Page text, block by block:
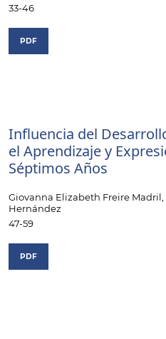
33-46
PDF
Influencia del
el Aprendizaje y
Séptimos Años
Giovanna Elizabeth Freire
Hernández
47-59
PDF